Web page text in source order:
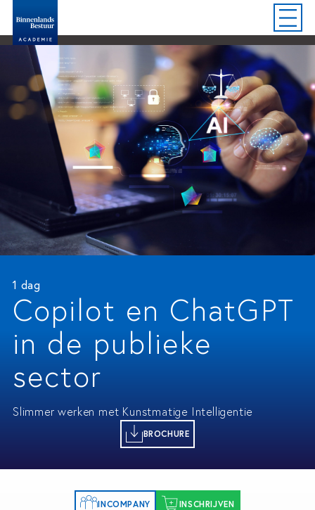
1 dag
Copilot en ChatGPT
in de publieke
sector
Slimmer werken met Kunstmatige Intelligentie
BROCHURE
INCOMPANY INSCHRIJVEN